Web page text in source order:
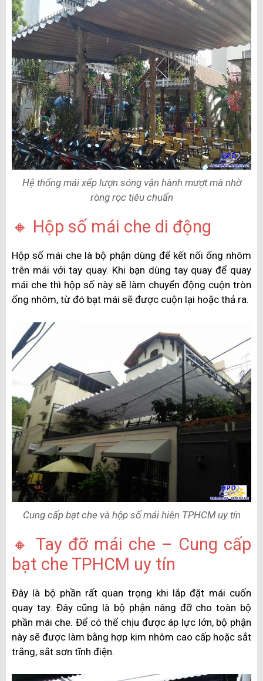
Hệ thống mái xếp lượn sóng vận hành mượt mà nhờ
ròng rọc tiêu chuẩn
🔸 Hộp số mái che di động
Hộp số mái che là bộ phận dùng để kết nối ống nhôm
trên mái với tay quay. Khi bạn dùng tay quay để quay
mái che thì hộp số này sẽ làm chuyển động cuộn tròn
ống nhôm, từ đó bạt mái sẽ được cuộn lại hoặc thả ra.
Cung cấp bạt che và hộp số mái hiên TPHCM uy tín
🔸 Tay đỡ mái che – Cung cấp
bạt che TPHCM uy tín
Đây là bộ phần rất quan trọng khi lắp đặt mái cuốn
quay tay. Đây cũng là bộ phận nâng đỡ cho toàn bộ
phần mái che. Để có thể chịu được áp lực lớn, bộ phận
này sẽ được làm bằng hợp kim nhôm cao cấp hoặc sắt
trắng, sắt sơn tĩnh điện.